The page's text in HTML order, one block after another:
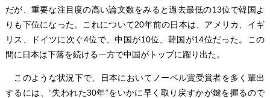
だが、重要な注目度の高い論文数をみると過去最低の13位で韓国よ
りも下位になった。これについて20年前の日本は、アメリカ、イギ
リス、ドイツに次ぐ4位で、中国が10位、韓国が14位だった。この
間に日本は下落を続ける一方で中国がトップに躍り出た。
このような状況下で、日本においてノーベル賞受賞者を多く輩出
するには、“失われた30年”をいかに早く取り戻すかが鍵を握るので